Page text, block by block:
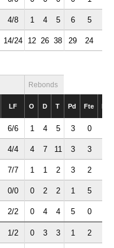
4/8 1 4 5 6 5
14/24 12 26 38 29 24
Rebonds
LF O D T Pd Fte
6/6 1 4 5 3 0
4/4 4 7 11 3 3
7/7 1 1 2 3 2
0/0 0 2 2 1 5
2/2 0 4 4 5 0
1/2 0 3 3 1 2